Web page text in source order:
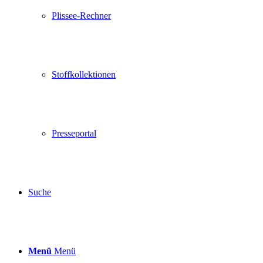
Plissee-Rechner
Stoffkollektionen
Presseportal
Suche
Menü Menü